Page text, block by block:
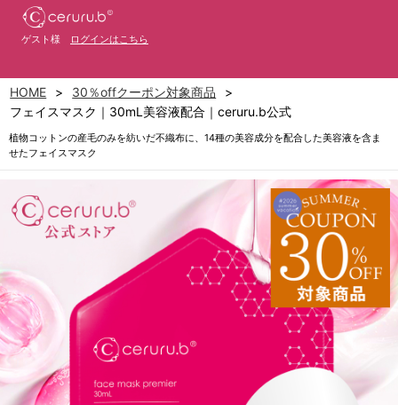
ゲスト様 ログインはこちら
HOME
30％offクーポン対象商品
フェイスマスク｜30mL美容液配合｜ceruru.b公式
植物コットンの産毛のみを紡いだ不織布に、14種の美容成分を配合した美容液を含ま
せたフェイスマスク